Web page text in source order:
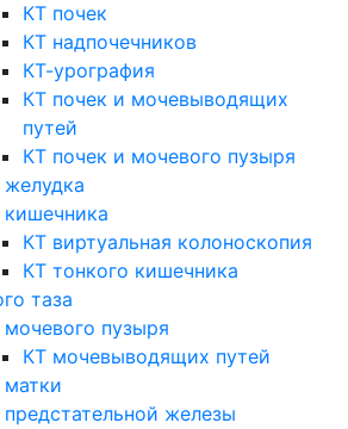
КТ почек
КТ надпочечников
КТ-урография
КТ почек и мочевыводящих
путей
КТ почек и мочевого пузыря
желудка
кишечника
КТ виртуальная колоноскопия
КТ тонкого кишечника
таза
мочевого пузыря
КТ мочевыводящих путей
матки
железы